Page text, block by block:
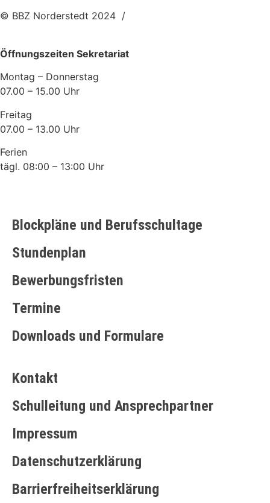
© BBZ Norderstedt 2024 /
Öffnungszeiten Sekretariat
Montag – Donnerstag
07.00 – 15.00 Uhr
Freitag
07.00 – 13.00 Uhr
Ferien
tägl. 08:00 – 13:00 Uhr
Blockpläne und Berufsschultage
Stundenplan
Bewerbungsfristen
Termine
Downloads und Formulare
Kontakt
Schulleitung und Ansprechpartner
Impressum
Datenschutzerklärung
Barrierfreiheitserklärung